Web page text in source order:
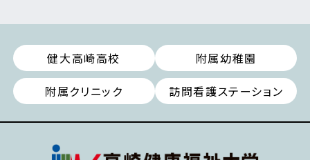
健大高崎高校
附属幼稚園
附属クリニック
訪問看護ステーション